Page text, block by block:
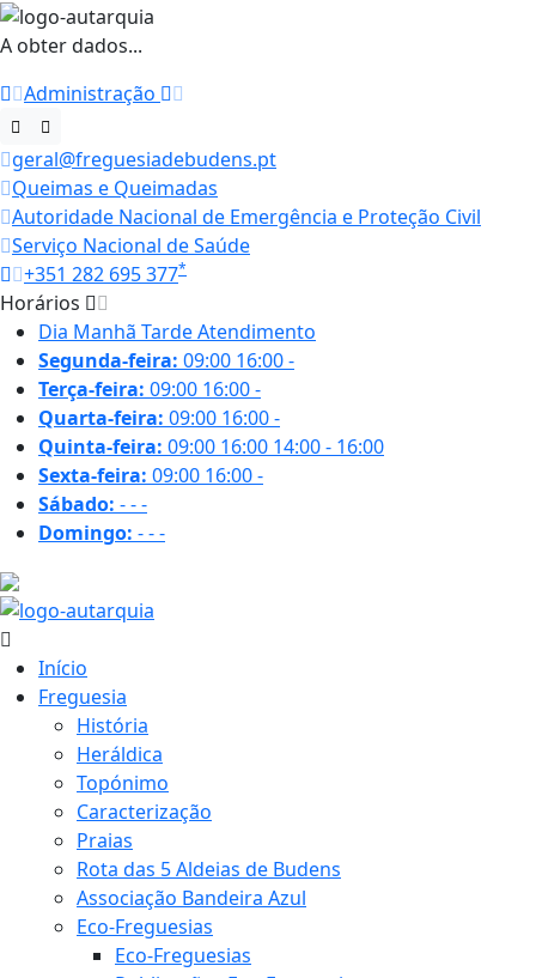
A obter dados...
Administração
geral@freguesiadebudens.pt
Queimas e Queimadas
Autoridade Nacional de Emergência e Proteção Civil
Serviço Nacional de Saúde
+351 282 695 377*
Horários
Dia Manhã TardeAtendimento
Segunda-feira: 09:00 16:00-
Terça-feira: 09:00 16:00-
Quarta-feira: 09:00 16:00-
Quinta-feira: 09:00 16:00 14:00 - 16:00
Sexta-feira: 09:00 16:00-
Sábado: ---
Domingo: ---
Início
Freguesia
História
Heráldica
Topónimo
Caracterização
Praias
Rota das 5 Aldeias de Budens
Associação Bandeira Azul
Eco-Freguesias
Eco-Freguesias